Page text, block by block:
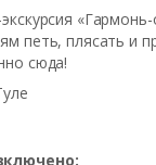
петь, плясать и
сюда!